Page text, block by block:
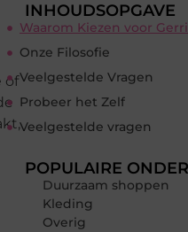
of
INHOUDSOPGAVE
Waarom Kiezen voor
Onze Filosofie
Veelgestelde Vragen
Probeer het Zelf
Veelgestelde vragen
POPULAIRE
Duurzaam shoppen
Kleding
Overig